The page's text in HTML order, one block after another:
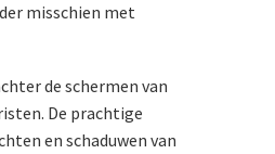
misschien met
de schermen van
De prachtige
en schaduwen van